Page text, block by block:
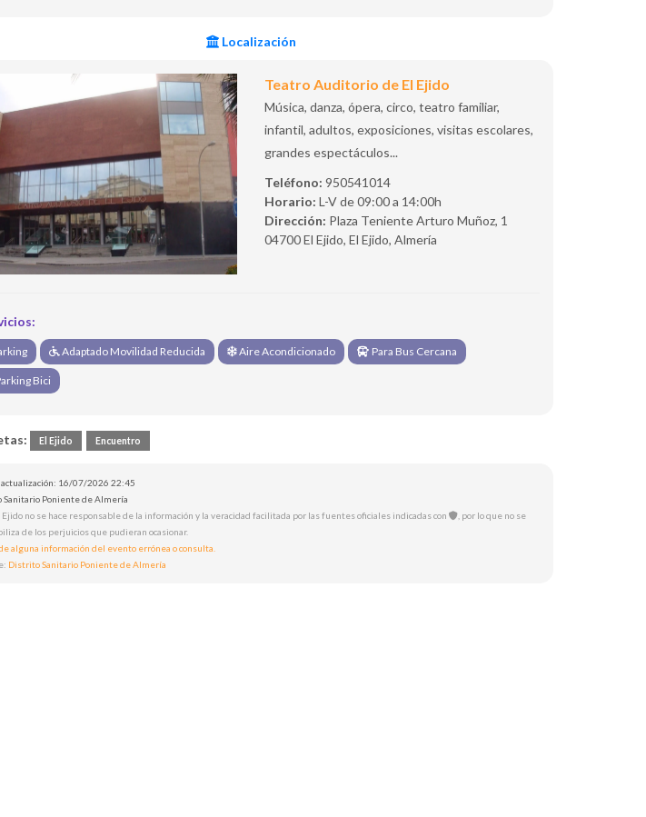
Localización
Teatro Auditorio de El Ejido
Música, danza, ópera, circo, teatro familiar,
infantil, adultos, exposiciones, visitas escolares,
grandes espectáculos...
Teléfono:950541014
Horario:L-V de 09:00 a 14:00h
Dirección: Plaza Teniente Arturo Muñoz, 1
04700 El Ejido, El Ejido, Almería
Adaptado Movilidad Reducida Aire Acondicionado Para Bus Cercana
Bici
El Ejido Encuentro
16/07/2026 22:45
Sanitario Poniente de Almería
no se hace responsable de la información y la veracidad facilitada por las fuentes oficiales indicadas con
, por lo que no se
de los perjuicios que pudieran ocasionar.
alguna información del evento errónea o consulta.
Distrito Sanitario Poniente de Almería